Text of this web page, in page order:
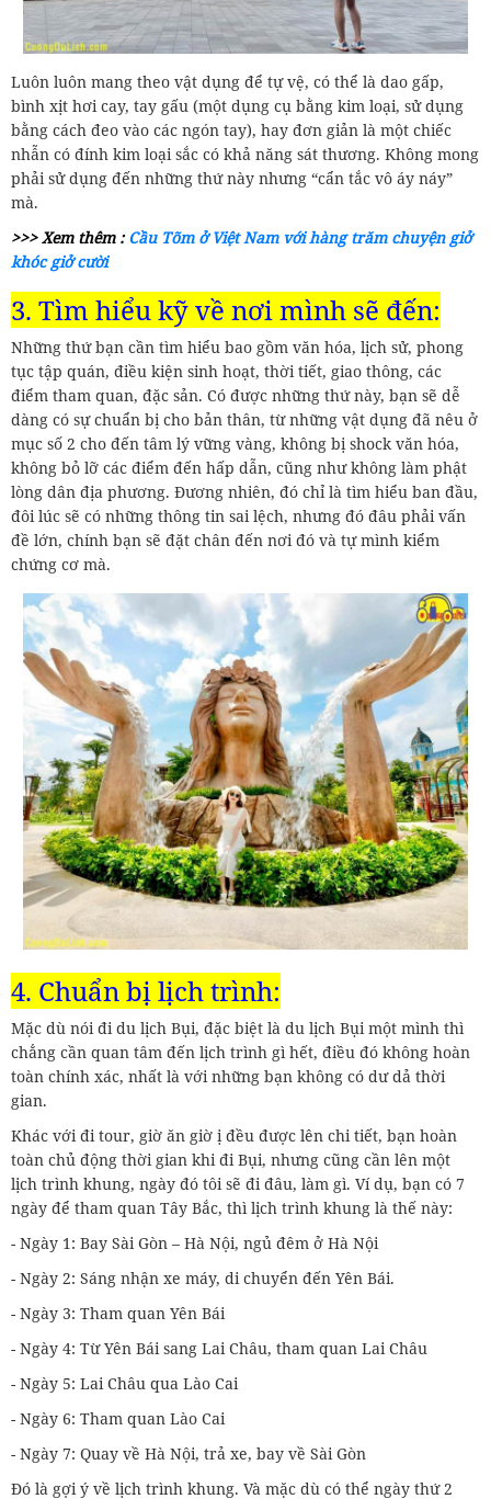
Luôn luôn mang theo vật dụng để tự vệ, có thể là dao gấp,
bình xịt hơi cay, tay gấu (một dụng cụ bằng kim loại, sử dụng
bằng cách đeo vào các ngón tay), hay đơn giản là một chiếc
nhẫn có đính kim loại sắc có khả năng sát thương. Không mong
phải sử dụng đến những thứ này nhưng “cẩn tắc vô áy náy”
mà.
>>> Xem thêm : Cầu Tõm ở Việt Nam với hàng trăm chuyện giở
khóc giở cười
3. Tìm hiểu kỹ về nơi mình sẽ đến:
Những thứ bạn cần tìm hiểu bao gồm văn hóa, lịch sử, phong
tục tập quán, điều kiện sinh hoạt, thời tiết, giao thông, các
điểm tham quan, đặc sản. Có được những thứ này, bạn sẽ dễ
dàng có sự chuẩn bị cho bản thân, từ những vật dụng đã nêu ở
mục số 2 cho đến tâm lý vững vàng, không bị shock văn hóa,
không bỏ lỡ các điểm đến hấp dẫn, cũng như không làm phật
lòng dân địa phương. Đương nhiên, đó chỉ là tìm hiểu ban đầu,
đôi lúc sẽ có những thông tin sai lệch, nhưng đó đâu phải vấn
đề lớn, chính bạn sẽ đặt chân đến nơi đó và tự mình kiểm
chứng cơ mà.
4. Chuẩn bị lịch trình:
Mặc dù nói đi du lịch Bụi, đặc biệt là du lịch Bụi một mình thì
chẳng cần quan tâm đến lịch trình gì hết, điều đó không hoàn
toàn chính xác, nhất là với những bạn không có dư dả thời
gian.
Khác với đi tour, giờ ăn giờ ị đều được lên chi tiết, bạn hoàn
toàn chủ động thời gian khi đi Bụi, nhưng cũng cần lên một
lịch trình khung, ngày đó tôi sẽ đi đâu, làm gì. Ví dụ, bạn có 7
ngày để tham quan Tây Bắc, thì lịch trình khung là thế này:
- Ngày 1: Bay Sài Gòn – Hà Nội, ngủ đêm ở Hà Nội
- Ngày 2: Sáng nhận xe máy, di chuyển đến Yên Bái.
- Ngày 3: Tham quan Yên Bái
- Ngày 4: Từ Yên Bái sang Lai Châu, tham quan Lai Châu
- Ngày 5: Lai Châu qua Lào Cai
- Ngày 6: Tham quan Lào Cai
- Ngày 7: Quay về Hà Nội, trả xe, bay về Sài Gòn
Đó là gợi ý về lịch trình khung. Và mặc dù có thể ngày thứ 2